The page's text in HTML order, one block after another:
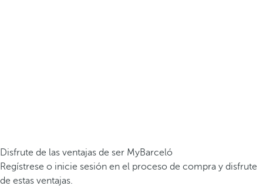
Disfrute de las ventajas de ser MyBarceló
Regístrese o inicie sesión en el proceso de compra y disfrute
de estas ventajas.